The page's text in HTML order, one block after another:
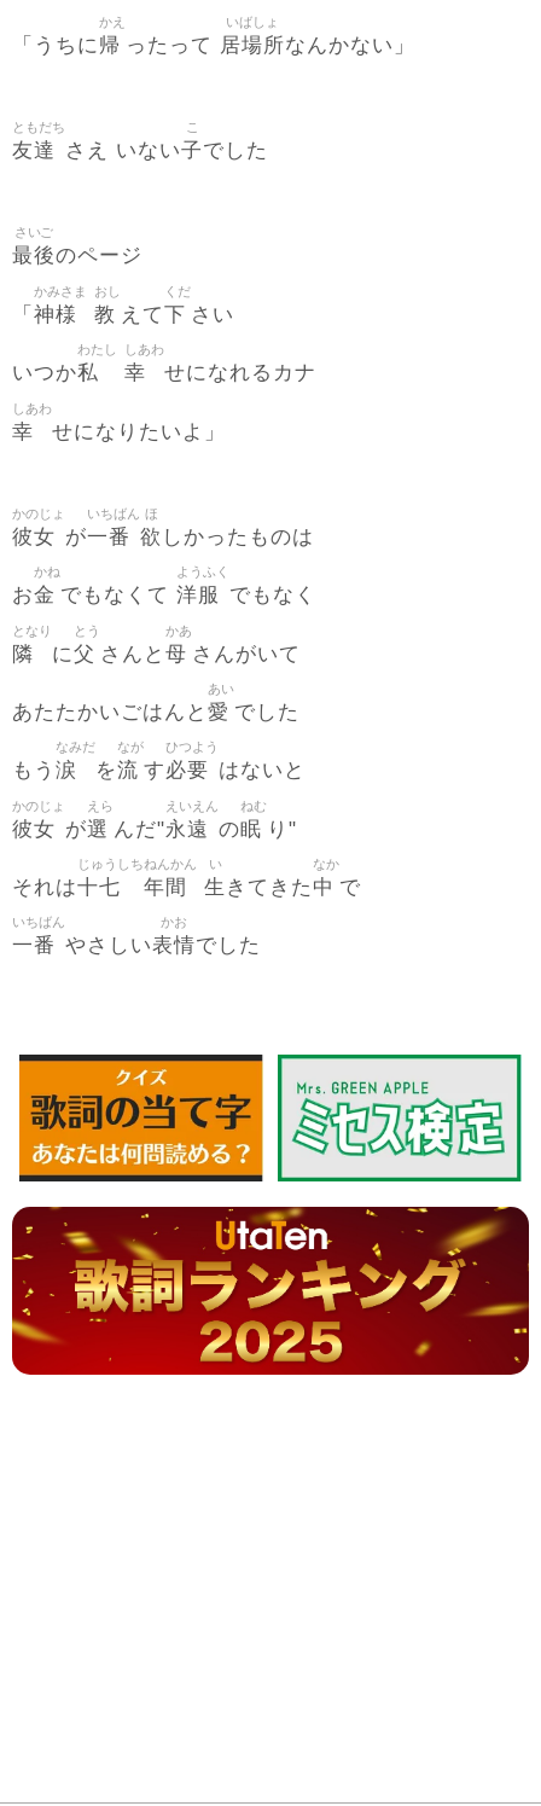
「うちに帰
かえ
ったって 居場所
いばしょ
なんかない」
友達
ともだち
さえ いない子
こ
でした
最後
さいご
のページ
「 神様
かみさま
教
おし
えて下
くだ
さい
いつか私
わたし
幸
しあわ
せになれるカナ
幸
しあわ
せになりたいよ」
彼女
かのじょ
が一番
いちばん
欲
ほ
しかったものは
お金
かね
でもなくて 洋服
ようふく
でもなく
隣
となり
に父
とう
さんと 母
かあ
さんがいて
あたたかいごはんと 愛
あい
でした
もう 涙
なみだ
を流
なが
す必要
ひつよう
はないと
彼女
かのじょ
が選
えら
んだ"永遠
えいえん
の眠
ねむ
り"
それは十七
じゅうしち
年間
ねんかん
生
い
きてきた 中
なか
で
一番
いちばん
やさしい表情
かお
でした